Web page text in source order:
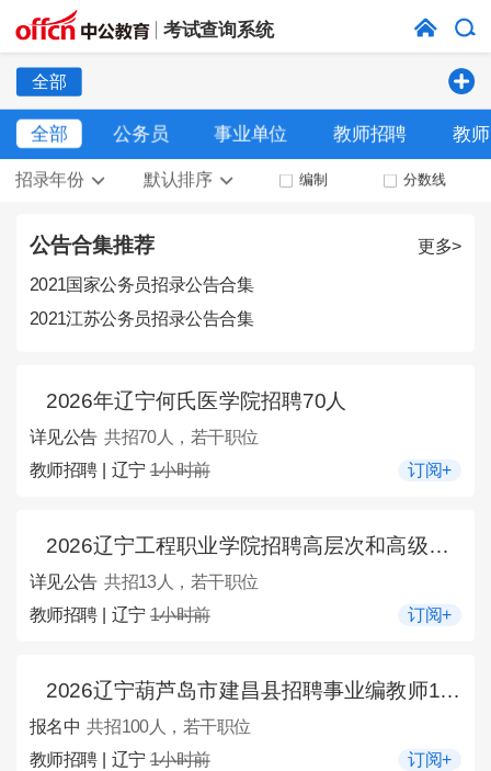
考试查询系统
全部
全部 公务员 事业单位 教师招聘 教
招录年份 默认排序 编制 分数线
更多>
公告合集推荐
2021国家公务员招录公告合集
2021江苏公务员招录公告合集
2026年辽宁何氏医学院招聘70人
详见公告 共招70人，若干职位
教师招聘 | 辽宁 1小时前 订阅+
2026辽宁工程职业学院招聘高层次和高级技能人才13人公告
详见公告 共招13人，若干职位
教师招聘 | 辽宁 1小时前 订阅+
2026辽宁葫芦岛市建昌县招聘事业编教师100人公告
报名中 共招100人，若干职位
教师招聘 | 辽宁 1小时前 订阅+